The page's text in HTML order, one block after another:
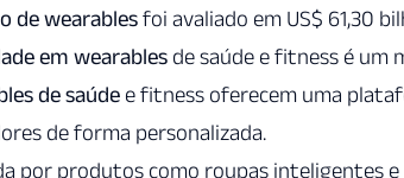
de wearablesfoi avaliado em US$ 61,30
em wearables de saúde e fitness é um
de saúde e fitness oferecem uma
de forma personalizada.
por produtos como roupas inteligentes e